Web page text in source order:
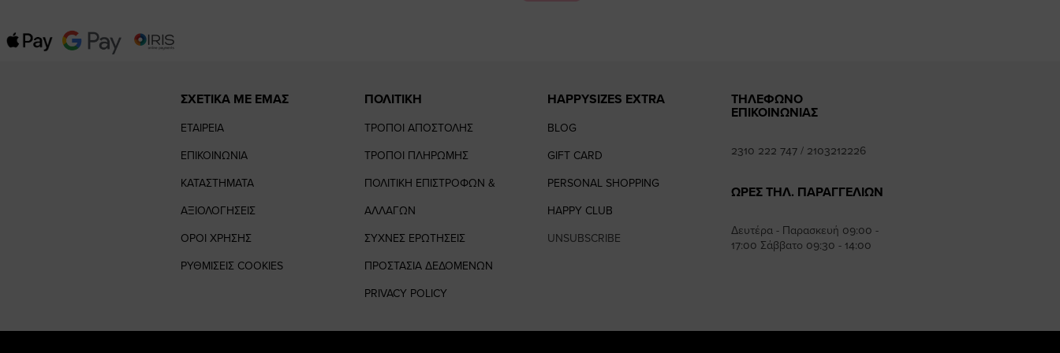
ΣΧΕΤΙΚΑ ΜΕ ΕΜΑΣ
ΕΤΑΙΡΕΙΑ
ΕΠΙΚΟΙΝΩΝΙΑ
ΚΑΤΑΣΤΗΜΑΤΑ
ΑΞΙΟΛΟΓΗΣΕΙΣ
ΟΡΟΙ ΧΡΗΣΗΣ
ΡΥΘΜΙΣΕΙΣ COOKIES
ΠΟΛΙΤΙΚΗ
ΤΡΟΠΟΙ ΑΠΟΣΤΟΛΗΣ
ΤΡΟΠΟΙ ΠΛΗΡΩΜΗΣ
ΠΟΛΙΤΙΚΗ ΕΠΙΣΤΡΟΦΩΝ &
ΑΛΛΑΓΩΝ
ΣΥΧΝΕΣ ΕΡΩΤΗΣΕΙΣ
ΠΡΟΣΤΑΣΙΑ ΔΕΔΟΜΕΝΩΝ
PRIVACY POLICY
HAPPYSIZES EXTRA
BLOG
GIFT CARD
PERSONAL SHOPPING
HAPPY CLUB
UNSUBSCRIBE
ΤΗΛΕΦΩΝΟ
ΕΠΙΚΟΙΝΩΝΙΑΣ
2310 222 747 / 2103212226
ΩΡΕΣ ΤΗΛ. ΠΑΡΑΓΓΕΛΙΩΝ
Δευτέρα - Παρασκευή 09:00 -
17:00 Σάββατο 09:30 - 14:00